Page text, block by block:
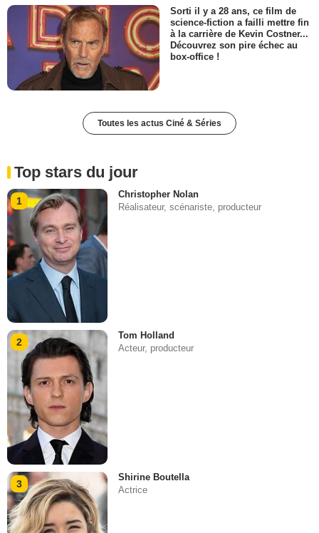
Sorti il y a 28 ans, ce film de
science-fiction a failli mettre fin
à la carrière de Kevin Costner...
Découvrez son pire échec au
box-office !
Toutes les actus Ciné & Séries
Top stars du jour
1
Christopher Nolan
Réalisateur, scénariste, producteur
2
Tom Holland
Acteur, producteur
3
Shirine Boutella
Actrice